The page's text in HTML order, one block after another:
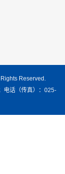
Reserved.
电话（传真）：025-